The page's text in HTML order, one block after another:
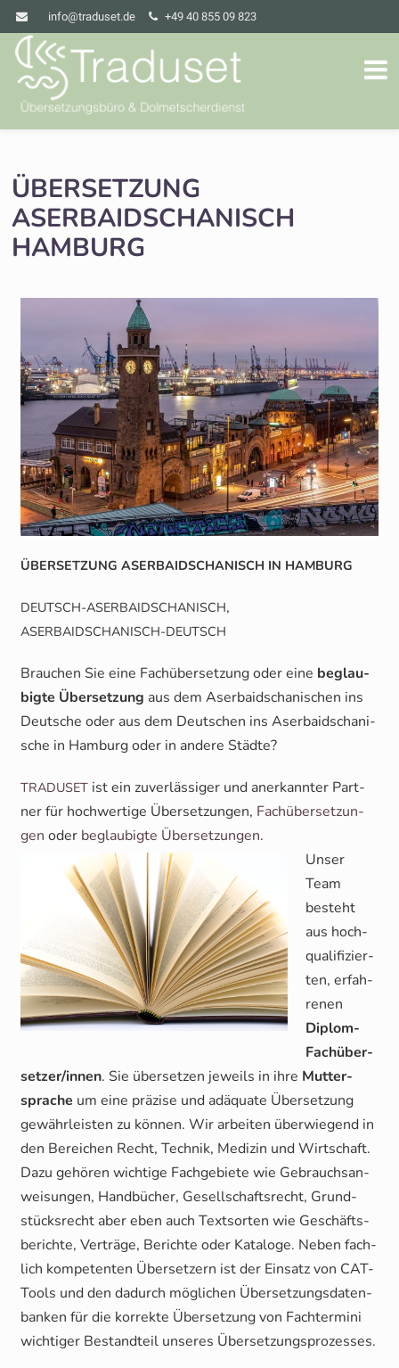
info@traduset.de +49 40 855 09 823
ÜBERSETZUNG
ASERBAIDSCHANISCH
HAMBURG
ÜBERSETZUNG ASERBAIDSCHANISCH IN HAMBURG
DEUTSCH-ASERBAIDSCHANISCH,
ASERBAIDSCHANISCH-DEUTSCH
Brau­chen Sie eine Fach­über­set­zung oder eine beglau­
big­te Über­set­zung aus dem Aser­bai­dscha­ni­schen ins
Deut­sche oder aus dem Deut­schen ins Aser­bai­dscha­ni­
sche in Ham­burg oder in ande­re Städte?
TRADUSET ist ein zuver­läs­si­ger und aner­kann­ter Part­
ner für hoch­wer­ti­ge Über­set­zun­gen, Fach­über­set­zun­
gen oder beglau­big­te Über­set­zun­gen.
Unser
Team
besteht
aus hoch­
qua­li­fi­zier­
ten, erfah­
re­nen
Diplom-
Fach­über­
set­zer/in­nen. Sie über­set­zen jeweils in ihre Mut­ter­
spra­che um eine prä­zi­se und adäqua­te Über­set­zung
gewähr­leis­ten zu kön­nen. Wir arbei­ten über­wie­gend in
den Berei­chen Recht, Tech­nik, Medi­zin und Wirt­schaft.
Dazu gehö­ren wich­ti­ge Fach­ge­bie­te wie Gebrauchs­an­
wei­sun­gen, Hand­bü­cher, Gesell­schafts­recht, Grund­
stücks­recht aber eben auch Text­sor­ten wie Geschäfts­
be­rich­te, Ver­trä­ge, Berich­te oder Kata­lo­ge. Neben fach­
lich kom­pe­ten­ten Über­set­zern ist der Ein­satz von CAT-
Tools und den dadurch mög­li­chen Über­set­zungs­da­ten­
ban­ken für die kor­rek­te Über­set­zung von Fach­ter­mi­ni
wich­ti­ger Bestand­teil unse­res Übersetzungsprozesses.